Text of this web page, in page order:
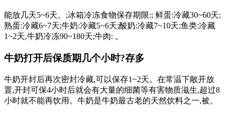
能放几天5~6天。;冰箱冷冻食物保存期限:; 鲜蛋:冷藏30~60天;
熟蛋:冷藏6~7天;牛奶:冷藏5~6天;酸奶:冷藏7~10天;鱼类:冷藏
1~2天,牛奶冷冻90~180天;牛肉: 。
牛奶打开后保质期几个小时?存多
牛奶开封后再次密封冷藏,可以保存1~2天。在常温下敞开放
置,开封可保4小时后就会有大量的细菌等有害物质滋生,超过8
小时就不能再饮用 。牛奶是牛奶最古老的天然饮料之一,被。